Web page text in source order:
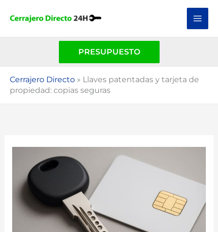
PRESUPUESTO
Cerrajero Directo » Llaves patentadas y tarjeta de
propiedad: copias seguras